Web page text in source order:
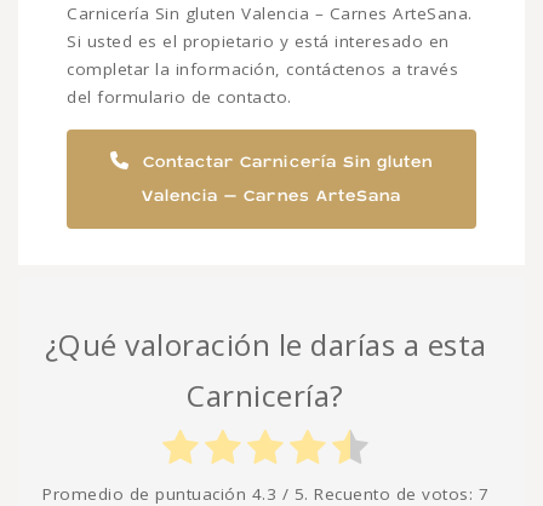
Carnicería Sin gluten Valencia – Carnes ArteSana.
Si usted es el propietario y está interesado en
completar la información, contáctenos a través
del formulario de contacto.
Contactar Carnicería Sin gluten
Valencia – Carnes ArteSana
¿Qué valoración le darías a esta
Carnicería?
Promedio de puntuación 4.3 / 5. Recuento de votos: 7